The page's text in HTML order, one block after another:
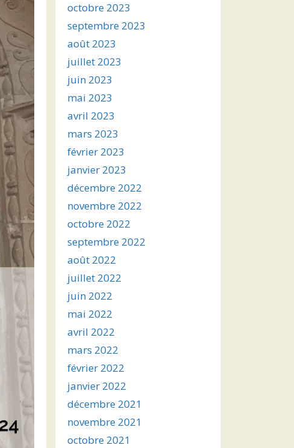
octobre 2023
septembre 2023
août 2023
juillet 2023
juin 2023
mai 2023
avril 2023
mars 2023
février 2023
janvier 2023
décembre 2022
novembre 2022
octobre 2022
septembre 2022
août 2022
juillet 2022
juin 2022
mai 2022
avril 2022
mars 2022
février 2022
janvier 2022
décembre 2021
novembre 2021
octobre 2021